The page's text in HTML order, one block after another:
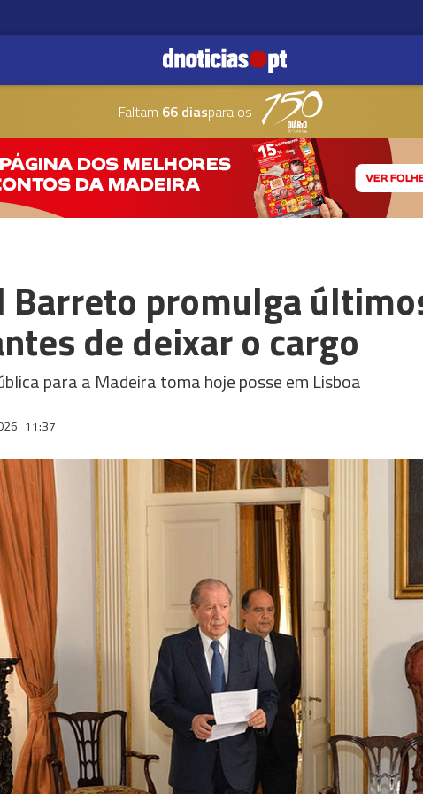
Faltam 66 diaspara os
Barreto promulga
de deixar o cargo
para a Madeira toma hoje posse em Lisboa
11:37